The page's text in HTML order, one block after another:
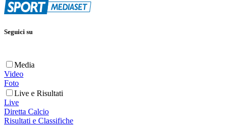
Seguici su
Media
Video
Foto
Live e Risultati
Live
Diretta Calcio
Risultati e Classifiche